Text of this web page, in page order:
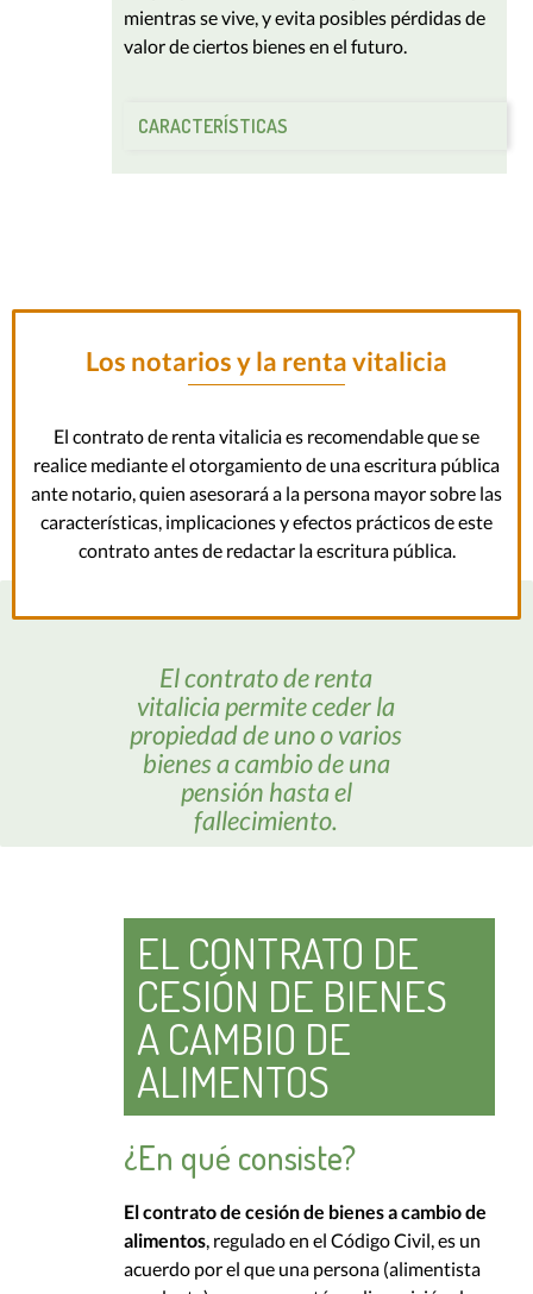
mientras se vive, y evita posibles pérdidas de
valor de ciertos bienes en el futuro.
CARACTERÍSTICAS
Los notarios y la renta vitalicia
El contrato de renta vitalicia es recomendable que se
realice mediante el otorgamiento de una escritura pública
ante notario, quien asesorará a la persona mayor sobre las
características, implicaciones y efectos prácticos de este
contrato antes de redactar la escritura pública.
El contrato de renta
vitalicia permite ceder la
propiedad de uno o varios
bienes a cambio de una
pensión hasta el
fallecimiento.
EL CONTRATO DE
CESIÓN DE BIENES
A CAMBIO DE
ALIMENTOS
¿En qué consiste?
El contrato de cesión de bienes a cambio de
alimentos, regulado en el Código Civil, es un
acuerdo por el que una persona (alimentista